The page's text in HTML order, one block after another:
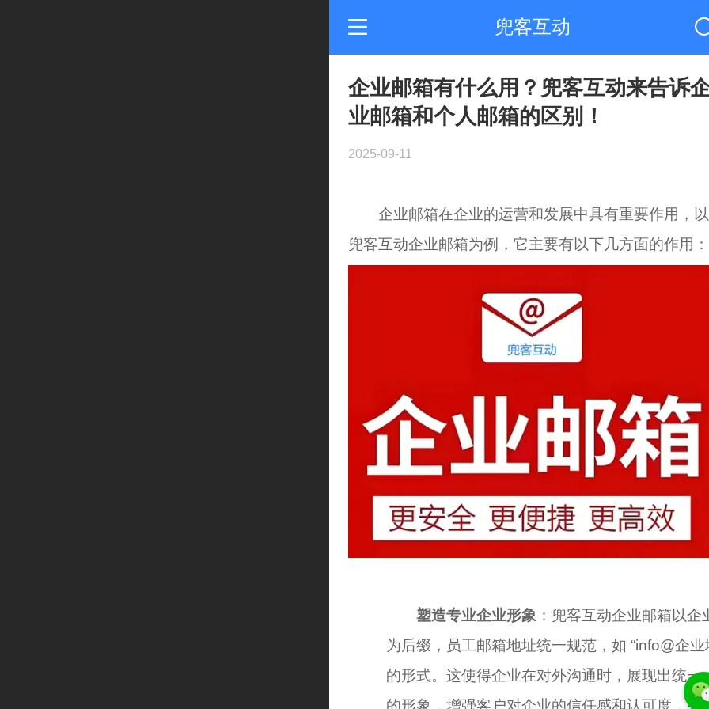
兜客互动
企业邮箱有什么用？兜客互动来告诉
业邮箱和个人邮箱的区别！
2025-09-11
企业邮箱在企业的运营和发展中具有重要作用，以
兜客互动企业邮箱为例，它主要有以下几方面的作用：
塑造专业企业形象 ：兜客互动企业邮箱以企
为后缀，员工邮箱地址统一规范，如 “info@企业
的形式。这使得企业在对外沟通时，展现出统一
的形象，增强客户对企业的信任感和认可度，有